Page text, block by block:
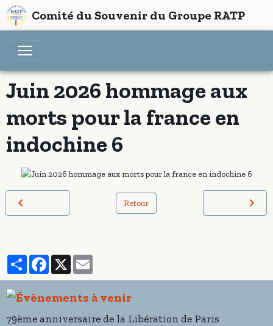
Comité du Souvenir du Groupe RATP
Juin 2026 hommage aux
morts pour la france en
indochine 6
Retour
PartagerFacebook
X
79ème anniversaire de la Libération de Paris